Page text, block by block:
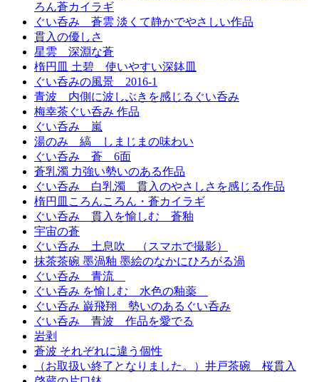
ろん蒼カイラギ
ぐい呑み 蒼雲 淡くて静かでやさしい作品
貫入の優しさ
星雲 深淵な蒼
楕円皿 土碧 使いやすい深鉢皿
ぐい呑みの風景 2016-1
青波 内側に波しぶきを感じるぐい呑み
梅幸茶ぐい呑み 作品
ぐい呑み 嵐
湯のみ 縞 しまじまの味わい
ぐい呑み 蒼 6面
蒼乳濁 力強い勢いのある作品
ぐい呑み 白乳濁 貫入のやさしさを感じる作品
楕円皿ころんころん・蒼カイラギ
ぐい呑み 貫入を愉しむ 蒼釉
宇宙の蒼
ぐい呑み 土息吹 （スマホで撮影）
抹茶茶碗 墨渦釉 墨絵のなかにひろがる渦
ぐい呑み 青流
ぐい呑み を愉しむ 水色の釉薬
ぐい呑み 巌飛翔 勢いのあるぐい呑み
ぐい呑み 青波 作品を愛でる
岩剥
蒼波 それぞれに違う個性
（お取扱い終了となりました。）井戸茶碗 桜貫入